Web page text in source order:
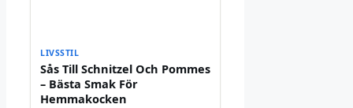
LIVSSTIL
Sås Till Schnitzel Och Pommes
– Bästa Smak För
Hemmakocken